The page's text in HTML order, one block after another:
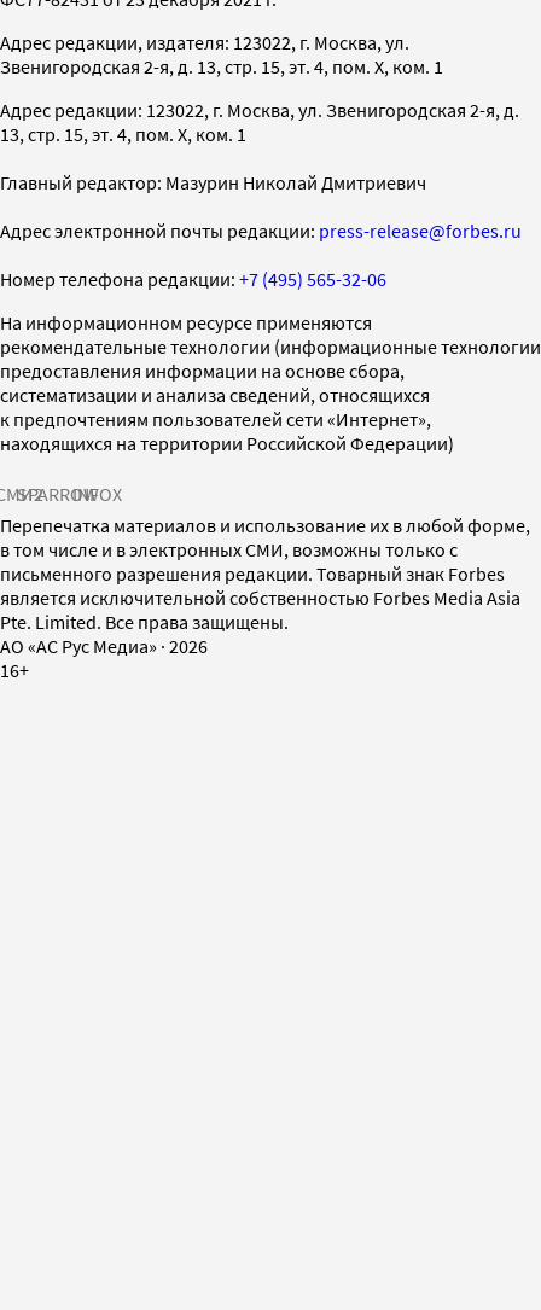
Адрес редакции, издателя: 123022, г. Москва, ул.
Звенигородская 2-я, д. 13, стр. 15, эт. 4, пом. X, ком. 1
Адрес редакции: 123022, г. Москва, ул. Звенигородская 2-я, д.
13, стр. 15, эт. 4, пом. X, ком. 1
Главный редактор: Мазурин Николай Дмитриевич
Адрес электронной почты редакции: press-release@forbes.ru
Номер телефона редакции: +7 (495) 565-32-06
На информационном ресурсе применяются
рекомендательные технологии (информационные технологии
предоставления информации на основе сбора,
систематизации и анализа сведений, относящихся
к предпочтениям пользователей сети «Интернет»,
находящихся на территории Российской Федерации)
SPARROWINFOX
Перепечатка материалов и использование их в любой форме,
в том числе и в электронных СМИ, возможны только с
письменного разрешения редакции. Товарный знак Forbes
является исключительной собственностью Forbes Media Asia
Pte. Limited. Все права защищены.
AO «АС Рус Медиа» · 2026
16+